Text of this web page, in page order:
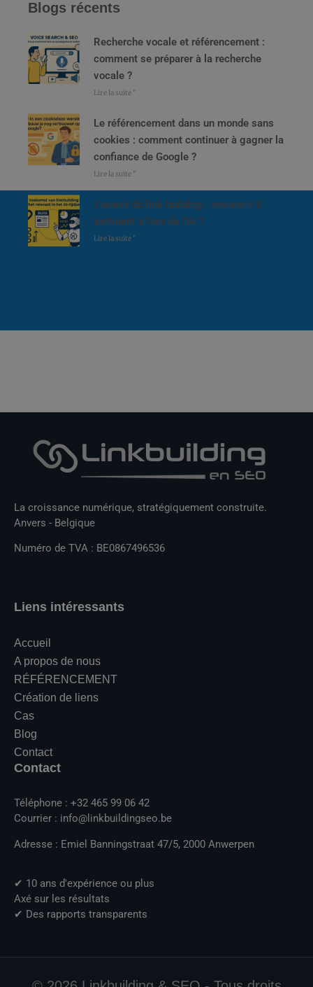
Blogs récents
Recherche vocale et référencement :
comment se préparer à la recherche
vocale ?
Lire la suite "
Le référencement dans un monde sans
cookies : comment continuer à gagner la
confiance de Google ?
Lire la suite "
L'avenir du link building : restera-t-il
pertinent à l'ère de l'IA ?
Lire la suite "
La croissance numérique, stratégiquement construite.
Anvers - Belgique
Numéro de TVA : BE0867496536
Liens intéressants
Accueil
A propos de nous
RÉFÉRENCEMENT
Création de liens
Cas
Blog
Contact
Contact
Téléphone : +32 465 99 06 42
Courrier : info@linkbuildingseo.be
Adresse : Emiel Banningstraat 47/5, 2000 Anwerpen
✔ 10 ans d'expérience ou plus
Axé sur les résultats
✔ Des rapports transparents